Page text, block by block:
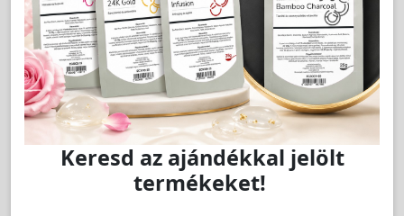
Cikkszám:SO23015
Basic Antibakteriális kéz- és bőrfertőtlenítő
spray 250ml - Solanie
LAKOSSÁGI ÁR (BRUTTÓ)
1 199 Ft